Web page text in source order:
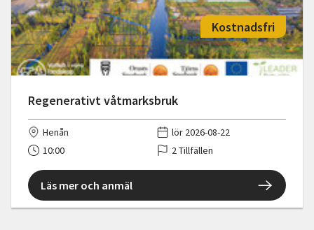
Regenerativt våtmarksbruk
Kostnadsfri
Henån
lör 2026-08-22
10:00
2 Tillfällen
Läs mer och anmäl